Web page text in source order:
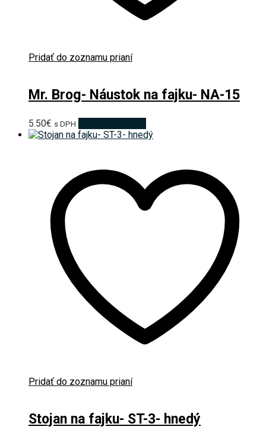
Pridať do zoznamu prianí
Mr. Brog- Náustok na fajku- NA-15
5.50€ s DPH
Pridať do zoznamu prianí
Stojan na fajku- ST-3- hnedý